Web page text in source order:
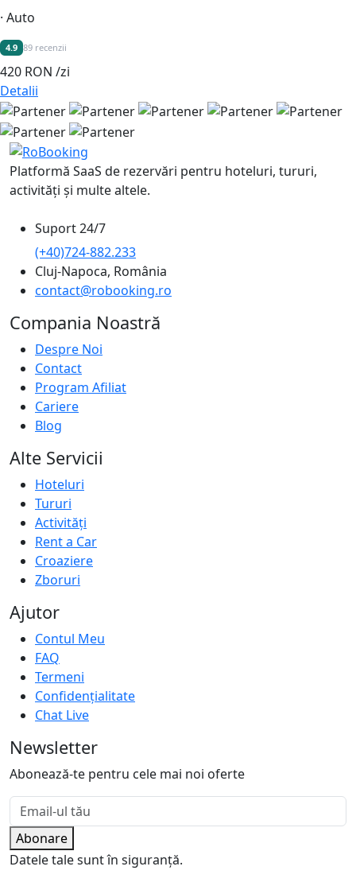
· Auto
4.9 89 recenzii
420 RON /zi
Detalii
Platformă SaaS de rezervări pentru hoteluri, tururi,
activități și multe altele.
Suport 24/7
(+40)724-882.233
Cluj-Napoca, România
contact@robooking.ro
Compania Noastră
Despre Noi
Contact
Program Afiliat
Cariere
Blog
Alte Servicii
Hoteluri
Tururi
Activități
Rent a Car
Croaziere
Zboruri
Ajutor
Contul Meu
FAQ
Termeni
Confidențialitate
Chat Live
Newsletter
Abonează-te pentru cele mai noi oferte
Abonare
Datele tale sunt în siguranță.